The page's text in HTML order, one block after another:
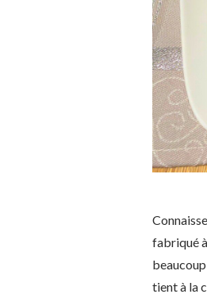
fabriqué
tient à la